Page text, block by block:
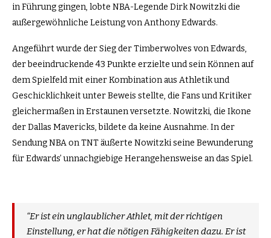
in Führung gingen, lobte NBA-Legende Dirk Nowitzki die
außergewöhnliche Leistung von Anthony Edwards.
Angeführt wurde der Sieg der Timberwolves von Edwards,
der beeindruckende 43 Punkte erzielte und sein Können auf
dem Spielfeld mit einer Kombination aus Athletik und
Geschicklichkeit unter Beweis stellte, die Fans und Kritiker
gleichermaßen in Erstaunen versetzte. Nowitzki, die Ikone
der Dallas Mavericks, bildete da keine Ausnahme. In der
Sendung NBA on TNT äußerte Nowitzki seine Bewunderung
für Edwards’ unnachgiebige Herangehensweise an das Spiel.
“Er ist ein unglaublicher Athlet, mit der richtigen
Einstellung, er hat die nötigen Fähigkeiten dazu. Er ist